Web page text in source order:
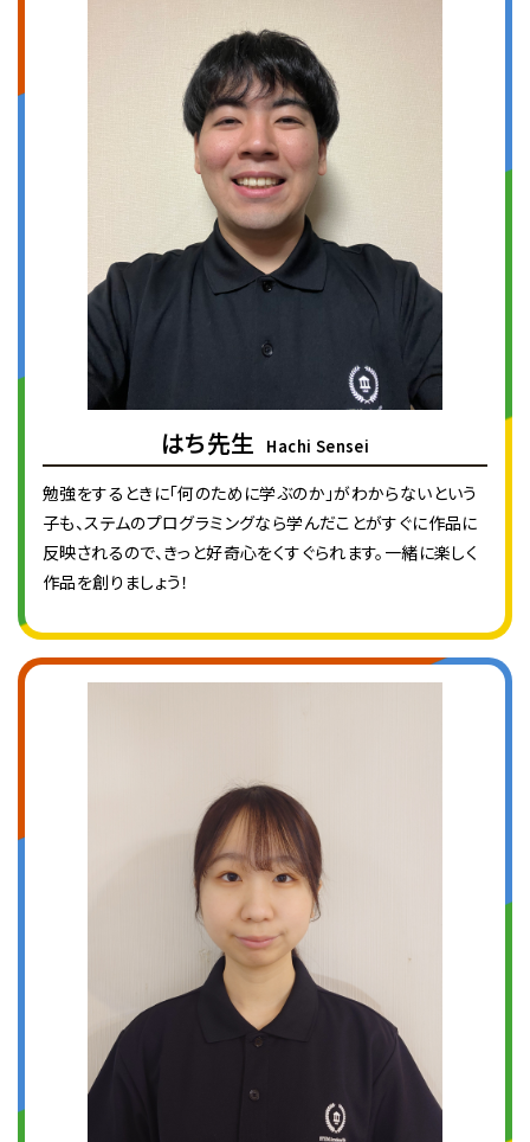
はち先生 Hachi Sensei
勉強をするときに「何のために学ぶのか」がわからないという
子も、ステムのプログラミングなら学んだことがすぐに作品に
反映されるので、きっと好奇心をくすぐられます。一緒に楽しく
作品を創りましょう！